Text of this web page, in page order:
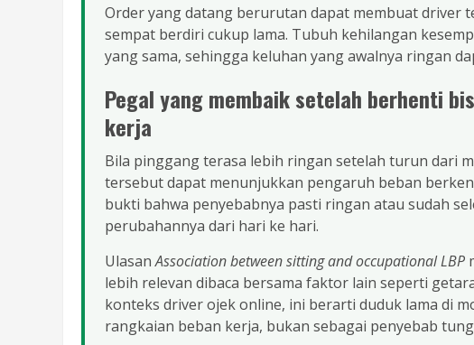
Order yang datang berurutan dapat membuat driver
sempat berdiri cukup lama. Tubuh kehilangan
yang sama, sehingga keluhan yang awalnya ringan
Pegal yang membaik setelah berhenti
kerja
Bila pinggang terasa lebih ringan setelah turun dari
tersebut dapat menunjukkan pengaruh beban
bukti bahwa penyebabnya pasti ringan atau sudah
perubahannya dari hari ke hari.
UlasanAssociation between sitting and occupational LBP
lebih relevan dibaca bersama faktor lain seperti
konteks driver ojek online, ini berarti duduk lama di
rangkaian beban kerja, bukan sebagai penyebab